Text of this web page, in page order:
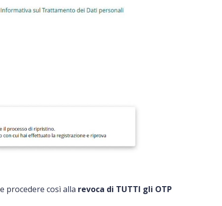
procedere così alla revoca di TUTTI gli OTP